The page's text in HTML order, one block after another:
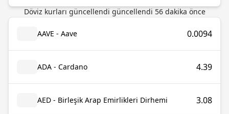
Döviz kurları güncellendi güncellendi 56 dakika önce
AAVE - Aave 0.0094
ADA - Cardano 4.39
AED - Birleşik Arap Emirlikleri Dirhemi 3.08